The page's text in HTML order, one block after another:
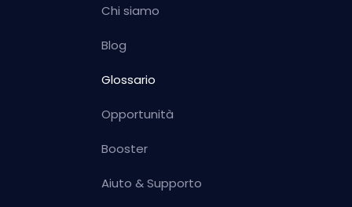
Chi siamo
Blog
Glossario
Opportunità
Booster
Aiuto & Supporto